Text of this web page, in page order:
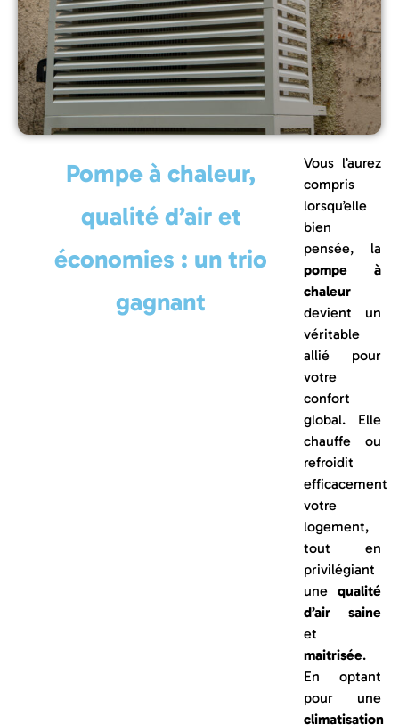
Pompe à chaleur,
qualité d’air et
économies : un trio
gagnant
Vous l’aurez
compris
lorsqu’elle
bien
pensée, la
pompe à
chaleur
devient un
véritable
allié pour
votre
confort
global. Elle
chauffe ou
refroidit
efficacement
votre
logement,
tout en
privilégiant
une qualité
d’air
saine
et
maitrisée.
En optant
pour une
climatisation